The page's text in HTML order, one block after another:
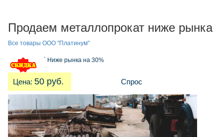
Продаем металлопрокат ниже рынка
Все товары ООО "Платинум"
` Ниже рынка на 30%
Цена: 50 руб. Спрос